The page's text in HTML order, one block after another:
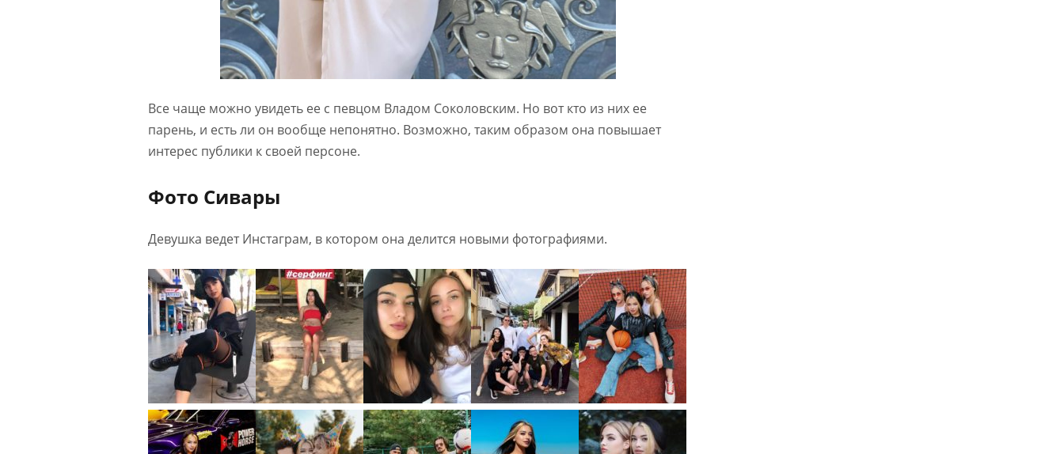
Все чаще можно увидеть ее с певцом Владом Соколовским. Но вот кто из них ее
парень, и есть ли он вообще непонятно. Возможно, таким образом она повышает
интерес публики к своей персоне.
Фото Сивары
Девушка ведет Инстаграм, в котором она делится новыми фотографиями.